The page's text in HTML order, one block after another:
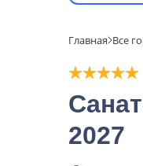
Главная Все
2027